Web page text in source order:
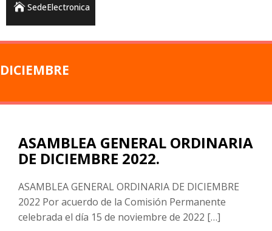
SedeElectronica
DICIEMBRE
ASAMBLEA GENERAL ORDINARIA
DE DICIEMBRE 2022.
ASAMBLEA GENERAL ORDINARIA DE DICIEMBRE
2022 Por acuerdo de la Comisión Permanente
celebrada el día 15 de noviembre de 2022 […]